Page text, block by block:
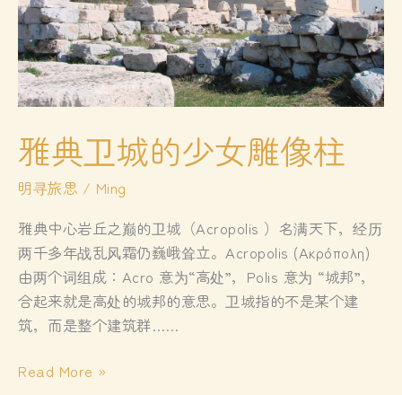
雅典卫城的少女雕像柱
明寻旅思 / Ming
雅典中心岩丘之巅的卫城（Acropolis ）名满天下，经历
两千多年战乱风霜仍巍峨耸立。Acropolis (Aκρόπολη)
由两个词组成：Acro 意为“高处”，Polis 意为 “城邦”，
合起来就是高处的城邦的意思。卫城指的不是某个建
筑，而是整个建筑群……
雅
Read More »